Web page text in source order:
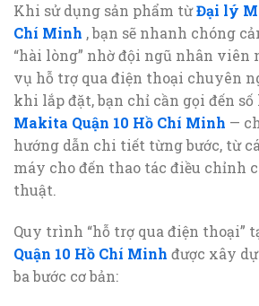
Khi sử dụng sản phẩm từĐại lý
Chí Minh , bạn sẽ nhanh chóng
“hài lòng” nhờ đội ngũ nhân
vụ hỗ trợ qua điện thoại chuyên
khi lắp đặt, bạn chỉ cần gọi đến
Makita Quận 10 Hồ Chí Minh —
hướng dẫn chi tiết từng bước, từ
máy cho đến thao tác điều chỉnh
thuật.
Quy trình “hỗ trợ qua điện thoại”
Quận 10 Hồ Chí Minh được xây
ba bước cơ bản: